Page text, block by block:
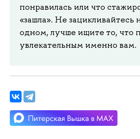
понравилась или что
«зашла». Не зацикливайтесь
одном, лучше ищите то, что
увлекательным именно вам.